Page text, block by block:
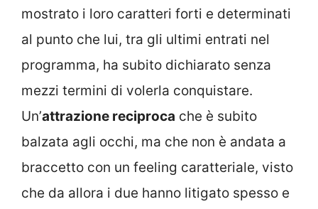
mostrato i loro caratteri forti e determinati
al punto che lui, tra gli ultimi entrati nel
programma, ha subito dichiarato senza
mezzi termini di volerla conquistare.
Un’attrazione reciproca che è subito
balzata agli occhi, ma che non è andata a
braccetto con un feeling caratteriale, visto
che da allora i due hanno litigato spesso e